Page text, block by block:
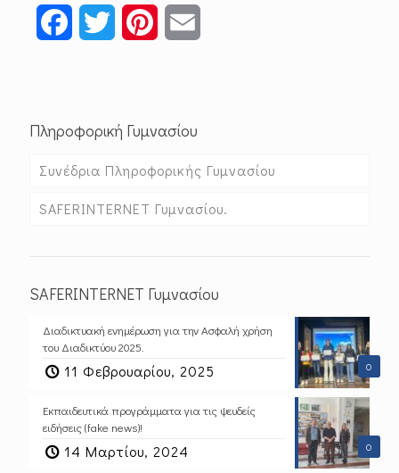
FacebookTwitter Pinterest
Πληροφορική Γυμνασίου
Συνέδρια Πληροφορικής Γυμνασίου
SAFERINTERNET Γυμνασίου.
SAFERINTERNET Γυμνασίου
0
Διαδικτυακή ενημέρωση για την Ασφαλή χρήση
του Διαδικτύου 2025.
11 Φεβρουαρίου, 2025
0
Εκπαιδευτικά προγράμματα για τις ψευδείς
ειδήσεις (fake news)!
14 Μαρτίου, 2024